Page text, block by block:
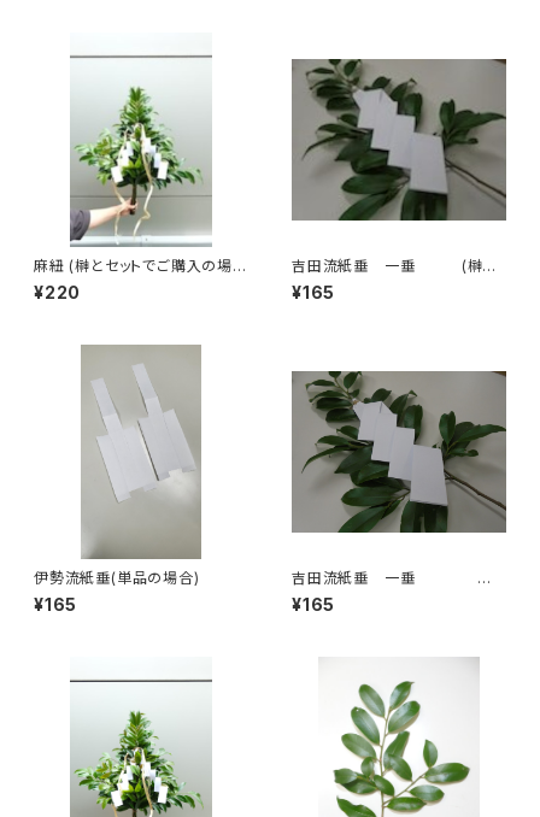
麻紐 (榊とセットでご購入の場
合)
¥220
吉田流紙垂 一垂 (榊に
セットの場合)
¥165
伊勢流紙垂(単品の場合)
¥165
吉田流紙垂 一垂
(単品の場合)
¥165